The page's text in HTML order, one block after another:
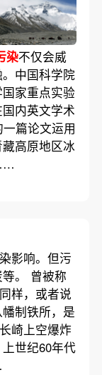
染不仅会威
中国科学院
家重点实验
内英文学术
篇论文运用
高原地区冰
影响。但污
。 曾被称
样，或者说
制铁所，是
崎上空爆炸
世纪60年代